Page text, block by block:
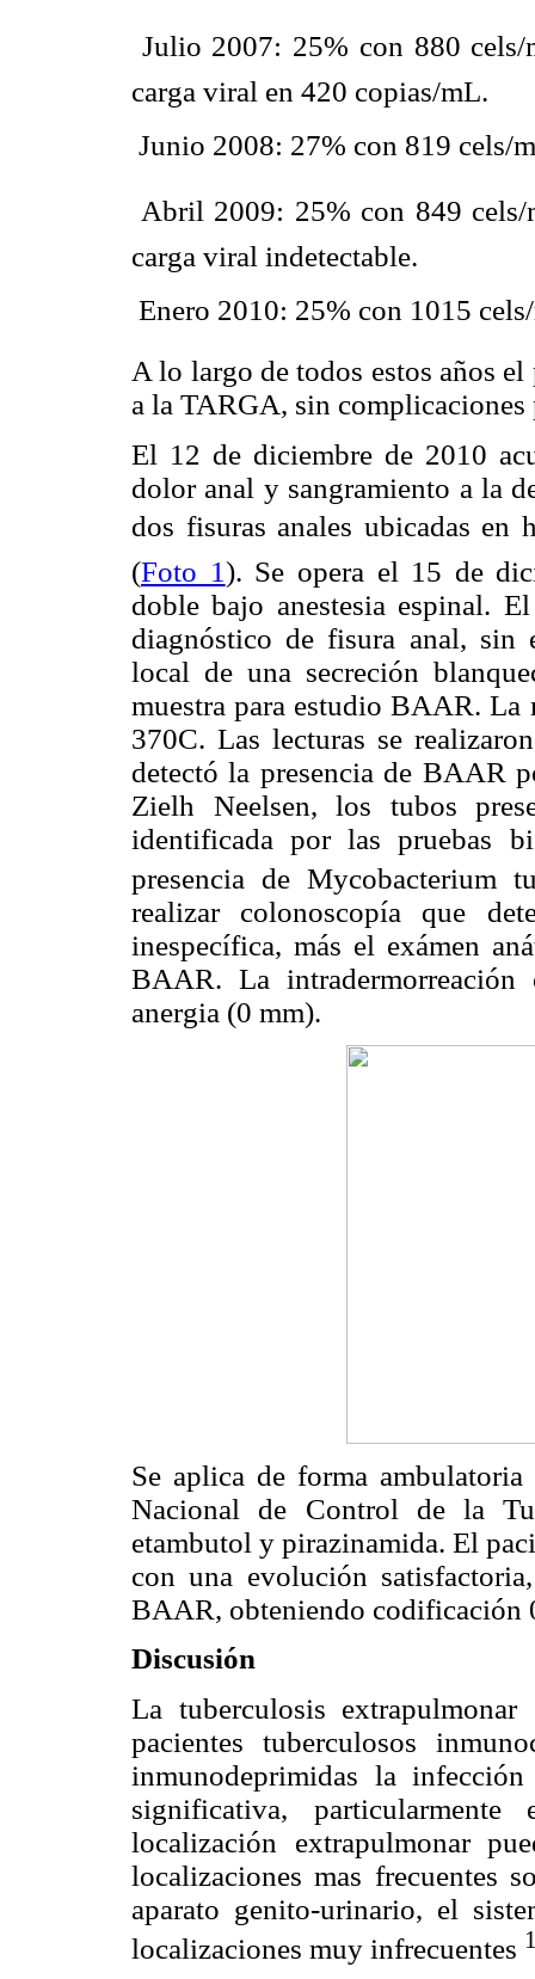
 Julio 2007: 25% con 880
carga viral en 420 copias/mL.
 Junio 2008: 27% con 819
 Abril 2009: 25% con 849
carga viral indetectable.
 Enero 2010: 25% con 1015
A lo largo de todos estos años
a la TARGA, sin
El 12 de diciembre de 2010
dolor anal y sangramiento a la
dos fisuras anales ubicadas en
(Foto 1). Se opera el 15 de
doble bajo anestesia espinal.
diagnóstico de fisura anal, sin
local de una secreción
muestra para estudio BAAR. La
370C. Las lecturas se
detectó la presencia de BAAR
Zielh Neelsen, los tubos
identificada por las pruebas
presencia de Mycobacterium
realizar colonoscopía que
inespecífica, más el exámen
BAAR. La
anergia (0 mm).
Se aplica de forma
Nacional de Control de la
etambutol y pirazinamida. El
con una evolución
BAAR, obteniendo codificación
Discusión
La tuberculosis
pacientes tuberculosos
inmunodeprimidas la
significativa,
localización extrapulmonar
localizaciones mas frecuentes
aparato genito-urinario, el
localizaciones muy infrecuentes